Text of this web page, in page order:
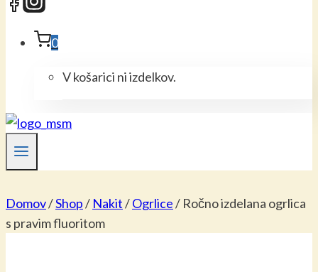
0
V košarici ni izdelkov.
Domov/Shop/ Nakit/Ogrlice/ Ročno izdelana ogrlica
s pravim fluoritom